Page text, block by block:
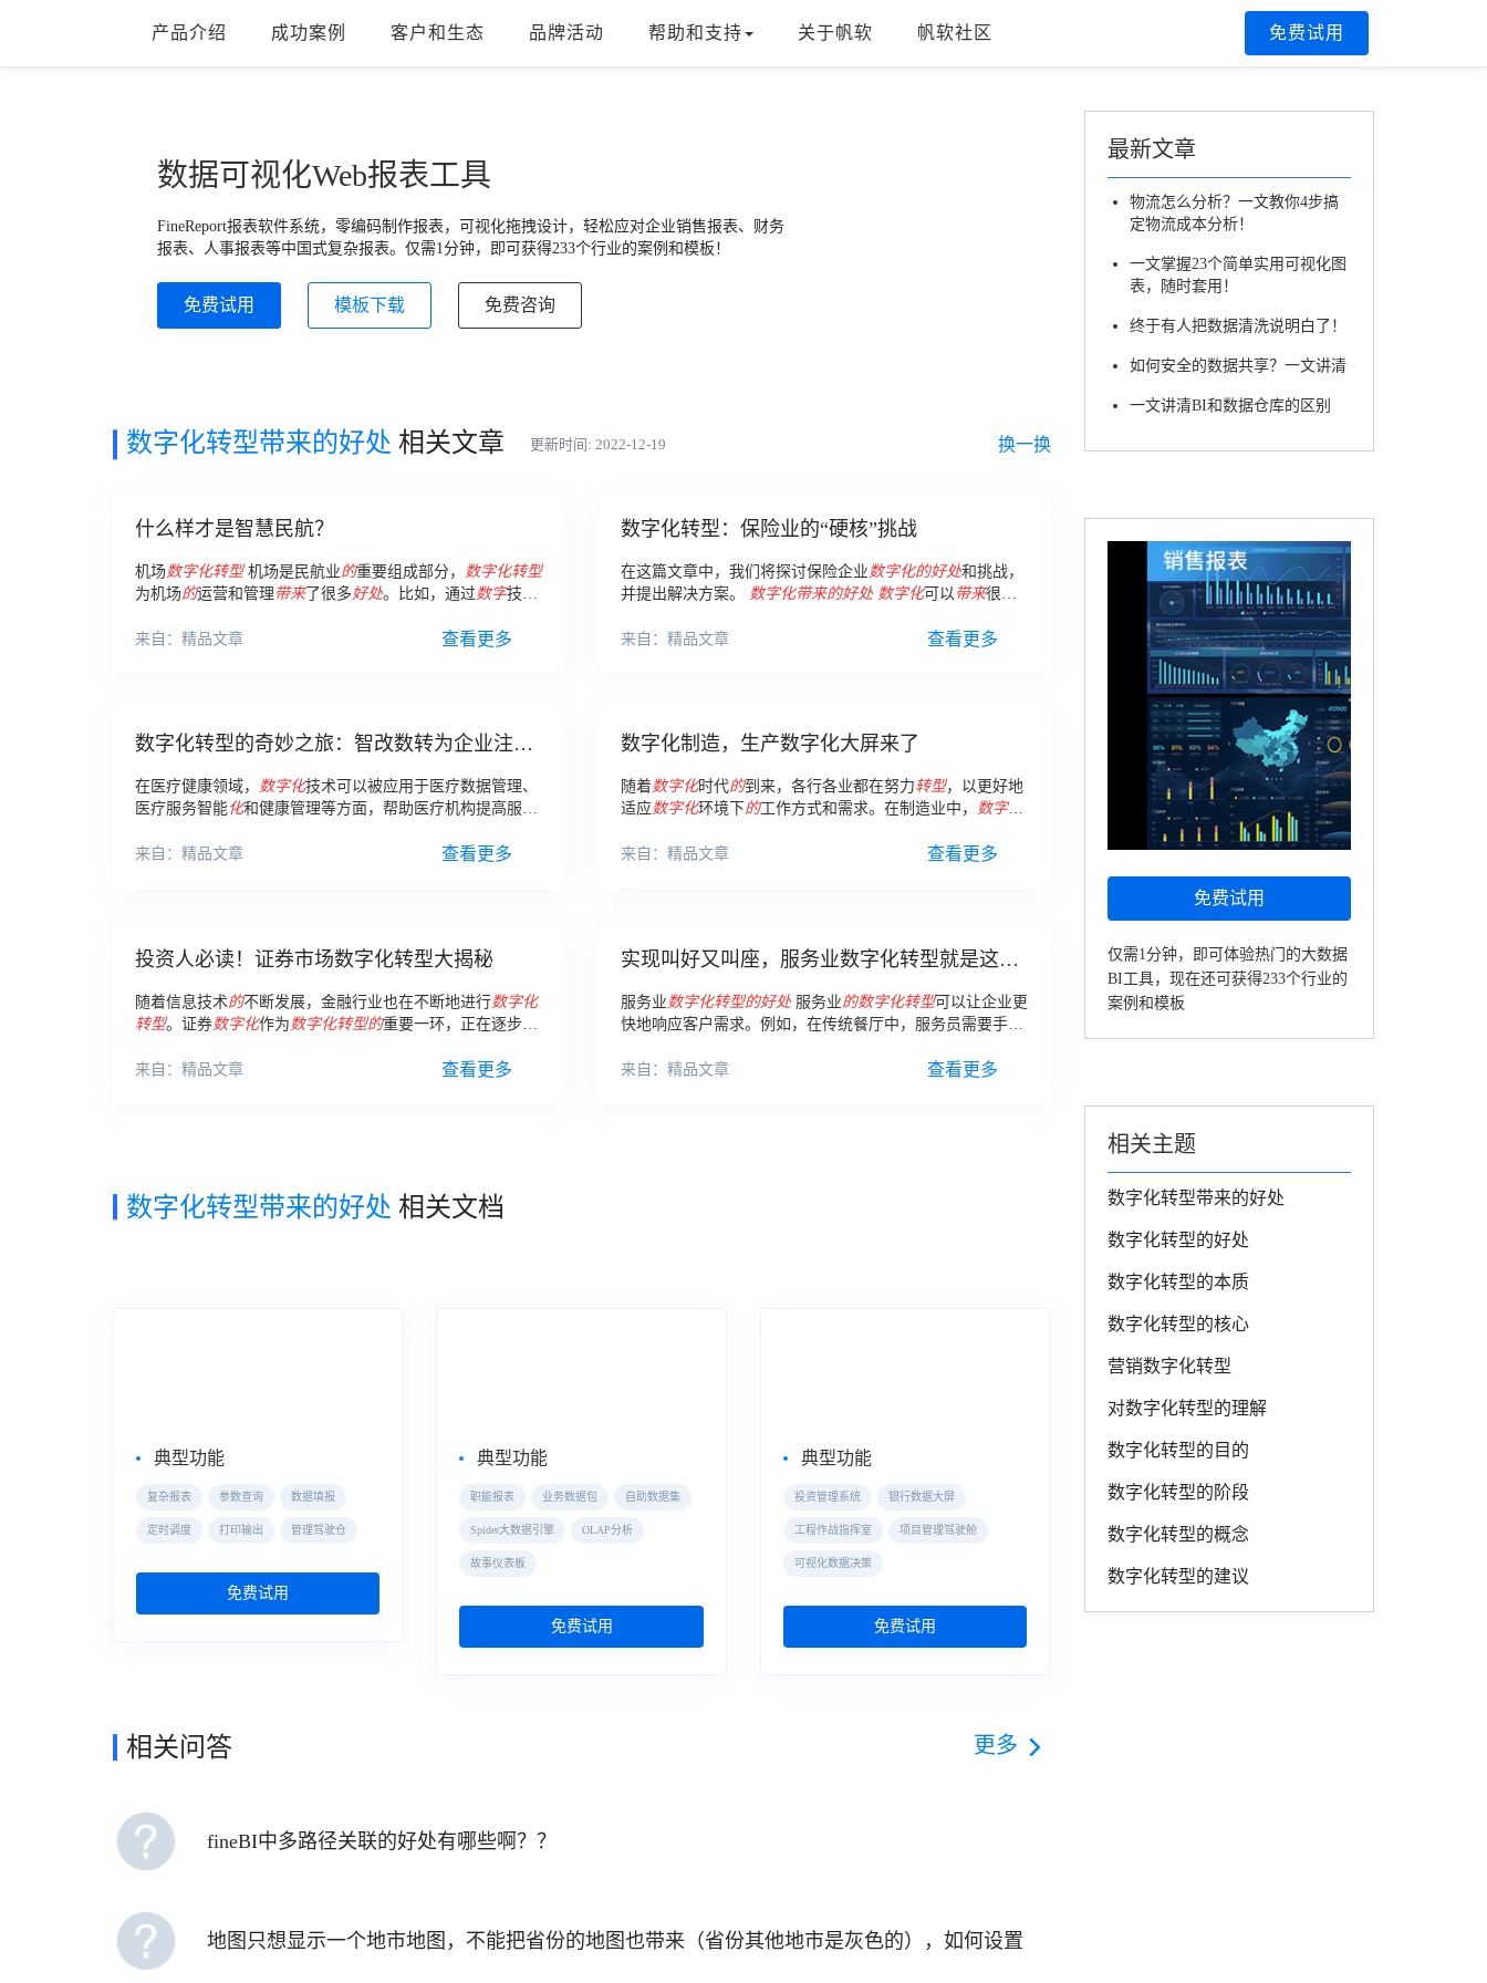
产品介绍 成功案例 客户和生态 品牌活动 帮助和支持 关于帆软 帆软社区 免费试用
数据可视化Web报表工具
FineReport报表软件系统，零编码制作报表，可视化拖拽设计，轻松应对企业销售报表、财务
报表、人事报表等中国式复杂报表。仅需1分钟，即可获得233个行业的案例和模板！
免费试用 模板下载 免费咨询
数字化转型带来的好处 相关文章 更新时间: 2022-12-19 换一换
什么样才是智慧民航？
机场数字化转型机场是民航业的重要组成部分， 数字化转型
为机场的运营和管理 带来了很多好处。比如，通过 数字技术
来自：精品文章
查看更多
数字化转型：保险业的“硬核”挑战
在这篇文章中，我们将探讨保险企业 数字化的好处和挑战，
并提出解决方案。
数字化带来的好处 数字化可以 带来很多
先， 数字化可以提高保险企业
来自：精品文章 查看更多
数字化转型的奇妙之旅：智改数转为企业注入
新动力
在医疗健康领域， 数字化技术可以被应用于医疗数据管理、
医疗服务智能化和健康管理等方面，帮助医疗机构提高服务
也面临一些挑战和问题。
来自：精品文章 查看更多
数字化制造，生产数字化大屏来了
随着 数字化时代的到来，各行各业都在努力转型，以更好地
适应数字化环境下的工作方式和需求。在制造业中，
数字化
一项关键工具，被越来越多
来自：精品文章 查看更多
投资人必读！证券市场数字化转型大揭秘
随着信息技术的不断发展，金融行业也在不断地进行数字化
转型。证券数字化作为 数字化转型的重要一环，正在逐步地
来自：精品文章
查看更多
实现叫好又叫座，服务业数字化转型就是这
服务业 数字化转型的好处服务业的数字化转型可以让企业更
快地响应客户需求。例如，在传统餐厅中，服务员需要手动
维码进行点餐，服务员可以更快地处理订单。
来自：精品文章 查看更多
数字化转型带来的好处 相关文档
典型功能
复杂报表 参数查询 数据填报
定时调度 打印输出 管理驾驶仓
免费试用
典型功能
职能报表 业务数据包 自助数据集
Spider大数据引擎 OLAP分析
故事仪表板
免费试用
典型功能
投资管理系统 银行数据大屏
工程作战指挥室 项目管理驾驶舱
可视化数据决策
免费试用
相关问答 更多
fineBI中多路径关联的好处有哪些啊？？
地图只想显示一个地市地图，不能把省份的地图也带来（省份其他地市是灰色的），如何设置
最新文章
物流怎么分析？一文教你4步搞
定物流成本分析！
一文掌握23个简单实用可视化图
表，随时套用！
终于有人把数据清洗说明白了！
如何安全的数据共享？一文讲清
一文讲清BI和数据仓库的区别
免费试用
仅需1分钟，即可体验热门的大数据
BI工具，现在还可获得233个行业的
案例和模板
相关主题
数字化转型带来的好处
数字化转型的好处
数字化转型的本质
数字化转型的核心
营销数字化转型
对数字化转型的理解
数字化转型的目的
数字化转型的阶段
数字化转型的概念
数字化转型的建议